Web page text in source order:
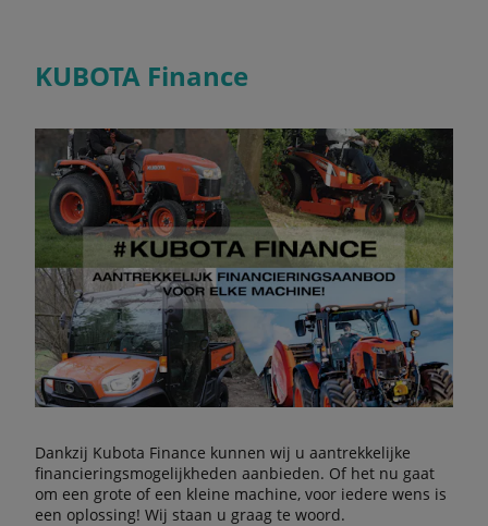
KUBOTA Finance
Dankzij Kubota Finance kunnen wij u aantrekkelijke
financieringsmogelijkheden aanbieden. Of het nu gaat
om een grote of een kleine machine, voor iedere wens is
een oplossing! Wij staan u graag te woord.